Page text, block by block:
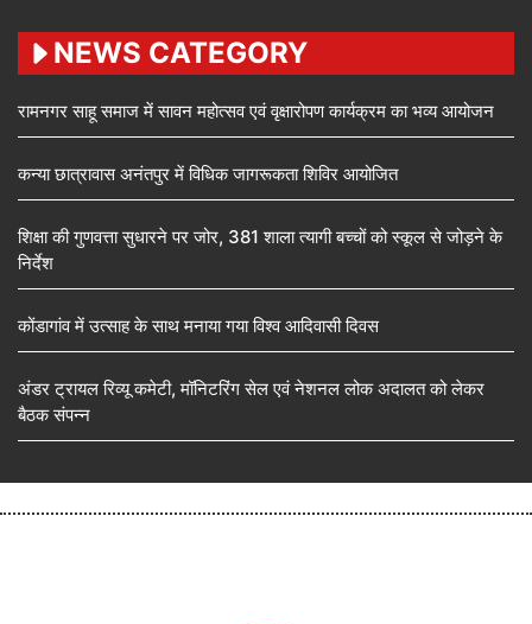
NEWS CATEGORY
रामनगर साहू समाज में सावन महोत्सव एवं वृक्षारोपण कार्यक्रम का भव्य आयोजन
कन्या छात्रावास अनंतपुर में विधिक जागरूकता शिविर आयोजित
शिक्षा की गुणवत्ता सुधारने पर जोर, 381 शाला त्यागी बच्चों को स्कूल से जोड़ने के
निर्देश
कोंडागांव में उत्साह के साथ मनाया गया विश्व आदिवासी दिवस
अंडर ट्रायल रिव्यू कमेटी, मॉनिटरिंग सेल एवं नेशनल लोक अदालत को लेकर
बैठक संपन्न